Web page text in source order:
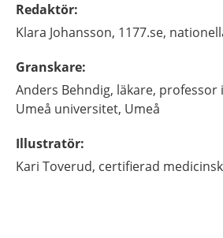
Redaktör:
Klara Johansson, 1177.se,
Granskare:
Anders Behndig, läkare, professor
Umeå universitet, Umeå
Illustratör:
Kari Toverud, certifierad